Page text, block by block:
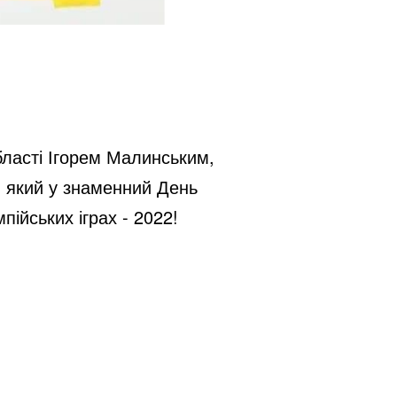
Ігорем Малинським,
який у знаменний День
іграх - 2022!